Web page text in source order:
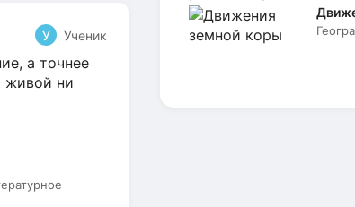
У Ученик
а точнее
живой ни